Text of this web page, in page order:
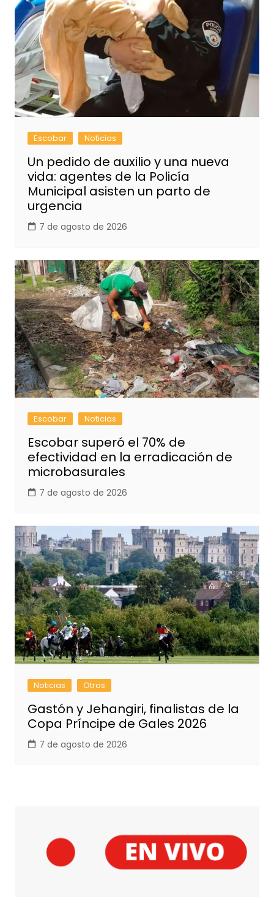
Escobar Noticias
Un pedido de auxilio y una nueva
vida: agentes de la Policía
Municipal asisten un parto de
urgencia
7 de agosto de 2026
Escobar Noticias
Escobar superó el 70% de
efectividad en la erradicación de
microbasurales
7 de agosto de 2026
Noticias Otros
Gastón y Jehangiri, finalistas de la
Copa Príncipe de Gales 2026
7 de agosto de 2026